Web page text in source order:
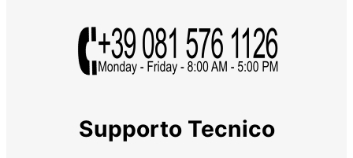
Supporto Tecnico